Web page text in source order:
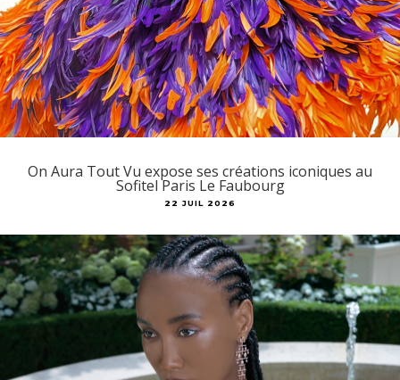
On Aura Tout Vu expose ses créations iconiques au
Sofitel Paris Le Faubourg
22 JUIL 2026